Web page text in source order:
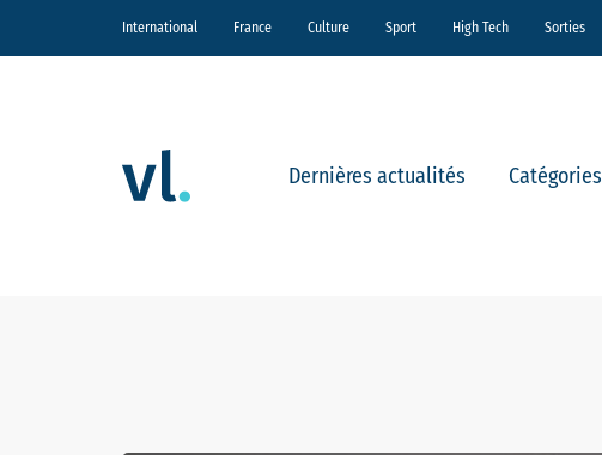
International France Culture Sport High Tech Sorties
Dernières actualités Catégories